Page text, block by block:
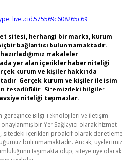
live:.cid.575569c608265c69
sitesi, herhangi bir marka, kurum
bağlantısı bulunmamaktadır.
makaleler
yer alan içerikler haber niteliği
kurum ve kişiler hakkında
Gerçek kurum ve kişiler ile isim
tesadüfidir. Sitemizdeki bilgiler
niteliği taşımazlar.
gereğince Bilgi Teknolojileri ve İletişim
bir Yer Sağlayıcı olarak hizmet
sitedeki içerikleri proaktif olarak denetleme
bulunmamaktadır. Ancak, üyelerimiz
taşımakta olup, siteye üye olarak